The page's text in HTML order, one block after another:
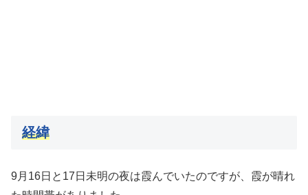
経緯
9月16日と17日未明の夜は霞んでいたのですが、霞が晴れ